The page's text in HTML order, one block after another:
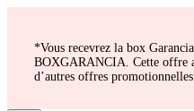
*Vous recevrez la box
BOXGARANCIA. Cette offre
d’autres offres promotionnelles